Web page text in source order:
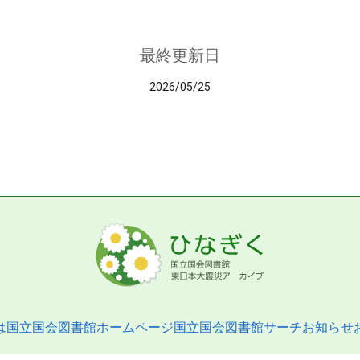
最終更新日
2026/05/25
国立国会図書館ホームページ国立国会図書館サーチお知らせ